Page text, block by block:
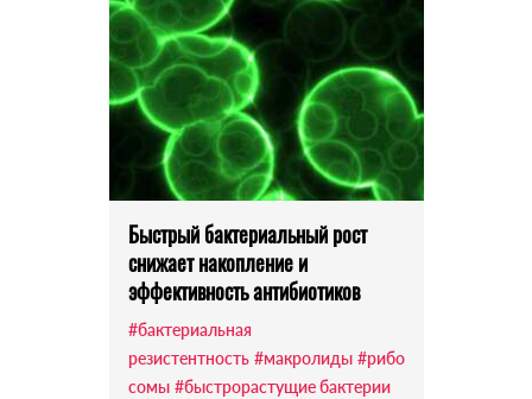
Быстрый бактериальный рост
снижает накопление и
эффективность антибиотиков
#бактериальная
резистентность #макролиды #рибо
сомы #быстрорастущие бактерии